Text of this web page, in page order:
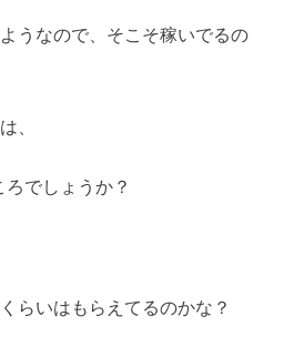
うなので、そこそ稼いでるの
、
ろでしょうか？
らいはもらえてるのかな？